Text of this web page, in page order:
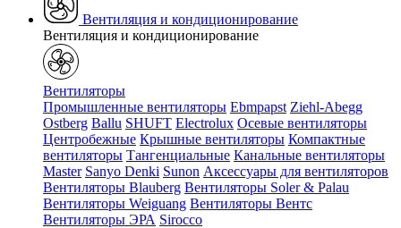
Вентиляция и кондиционирование
Вентиляция и кондиционирование
Вентиляторы
Промышленные вентиляторы Ebmpapst Ziehl-Abegg
Ostberg Ballu SHUFT Electrolux Осевые вентиляторы
Центробежные Крышные вентиляторы Компактные
вентиляторы Тангенциальные Канальные вентиляторы
Master Sanyo Denki Sunon Аксессуары для вентиляторов
Вентиляторы Blauberg Вентиляторы Soler & Palau
Вентиляторы Weiguang Вентиляторы Вентс
Вентиляторы ЭРА Sirocco